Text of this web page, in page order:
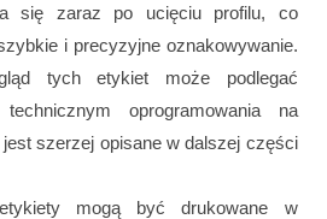
się zaraz po ucięciu profilu, co
i precyzyjne oznakowywanie.
tych etykiet może podlegać
technicznym oprogramowania na
szerzej opisane w dalszej części
mogą być drukowane w